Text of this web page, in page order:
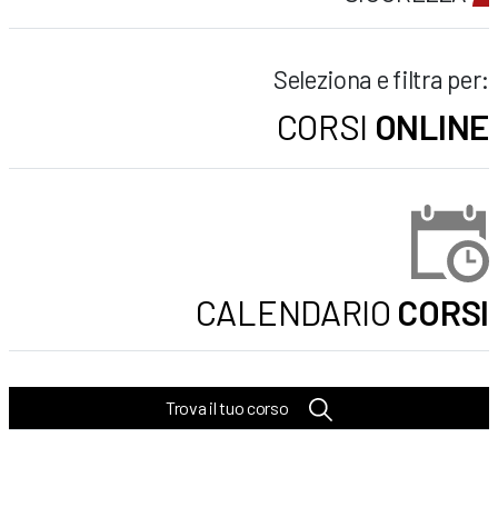
Seleziona e filtra per:
CORSI ONLINE
CALENDARIO CORSI
Trova il tuo corso